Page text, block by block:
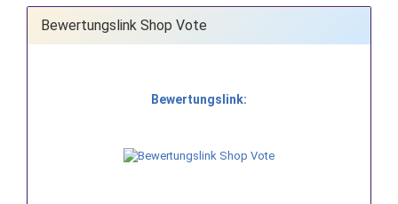
Bewertungslink Shop Vote
Bewertungslink: